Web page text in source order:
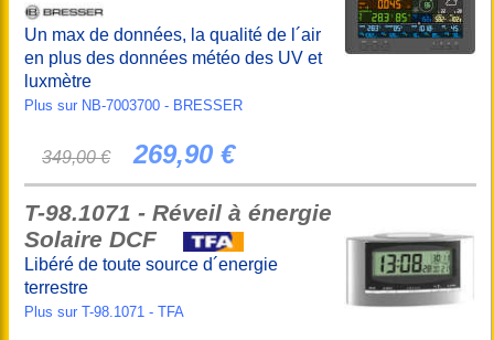
Un max de données, la qualité de l´air
en plus des données météo des UV et
luxmètre
Plus sur NB-7003700 - BRESSER
349,00 € 269,90 €
T-98.1071 - Réveil à énergie
Solaire DCF
Libéré de toute source d´energie
terrestre
Plus sur T-98.1071 - TFA